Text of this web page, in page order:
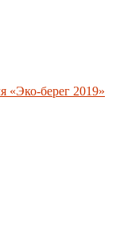
«Эко-берег 2019»